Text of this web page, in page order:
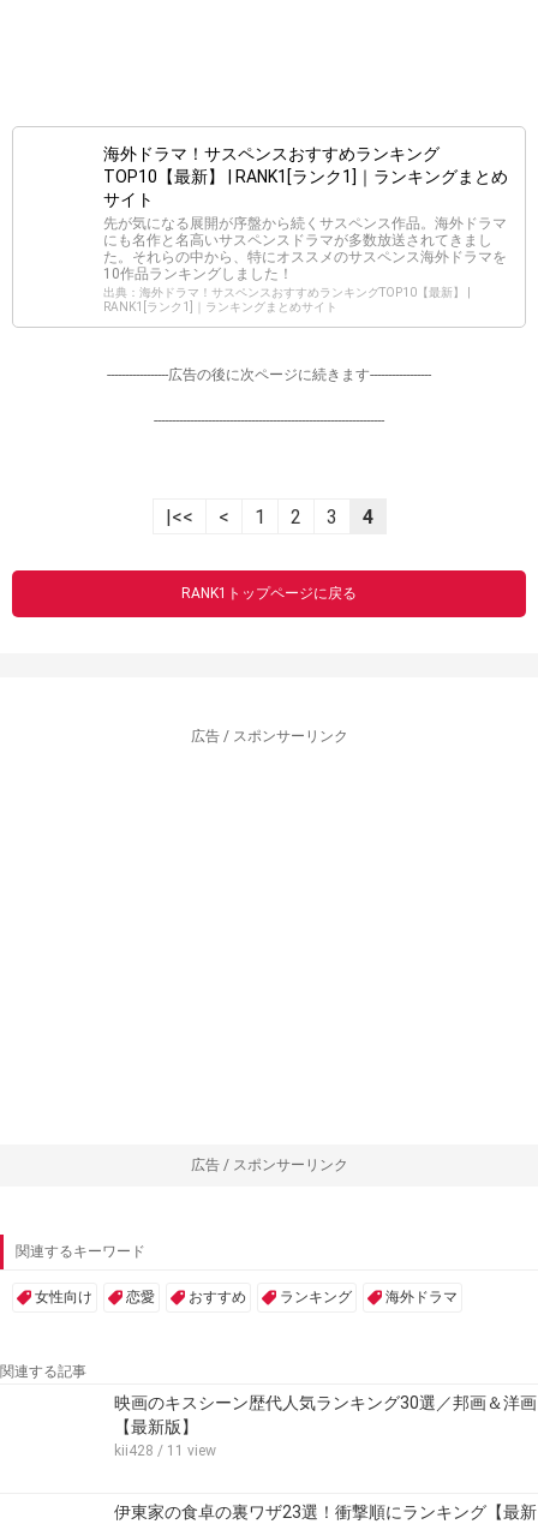
海外ドラマ！サスペンスおすすめランキング
TOP10【最新】 | RANK1[ランク1]｜ランキングまとめ
サイト
先が気になる展開が序盤から続くサスペンス作品。海外ドラマ
にも名作と名高いサスペンスドラマが多数放送されてきまし
た。それらの中から、特にオススメのサスペンス海外ドラマを
10作品ランキングしました！
出典：海外ドラマ！サスペンスおすすめランキングTOP10【最新】 |
RANK1[ランク1]｜ランキングまとめサイト
-----------------広告の後に次ページに続きます-----------------
----------------------------------------------------------------
|<< < 1 2 3 4
RANK1トップページに戻る
広告 / スポンサーリンク
広告 / スポンサーリンク
関連するキーワード
女性向け 恋愛 おすすめ ランキング 海外ドラマ
関連する記事
映画のキスシーン歴代人気ランキング30選／邦画＆洋画
【最新版】
kii428 / 11 view
伊東家の食卓の裏ワザ23選！衝撃順にランキング【最新